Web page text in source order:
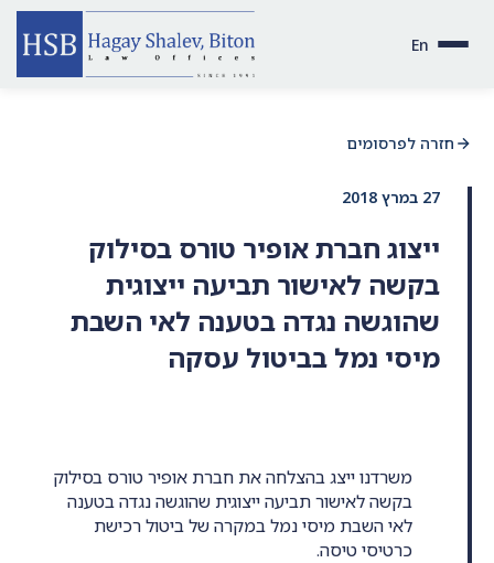
En
חזרה לפרסומים
27 במרץ 2018
ייצוג חברת אופיר טורס בסילוק
בקשה לאישור תביעה ייצוגית
שהוגשה נגדה בטענה לאי השבת
מיסי נמל בביטול עסקה
משרדנו ייצג בהצלחה את חברת אופיר טורס בסילוק
בקשה לאישור תביעה ייצוגית שהוגשה נגדה בטענה
לאי השבת מיסי נמל במקרה של ביטול רכישת
כרטיסי טיסה.